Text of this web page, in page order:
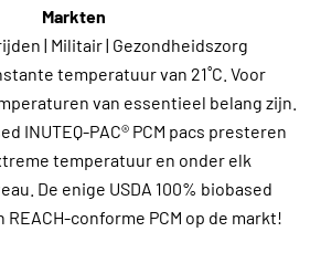
Markten
| Militair | Gezondheidszorg
temperatuur van 21˚C. Voor
van essentieel belang zijn.
INUTEQ-PAC® PCM pacs presteren
temperatuur en onder elk
De enige USDA 100% biobased
conforme PCM op de markt!